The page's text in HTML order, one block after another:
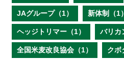
JAグループ（1） 新体制（1）
ヘッジトリマー（1） バリカ
全国米麦改良協会（1） クボ